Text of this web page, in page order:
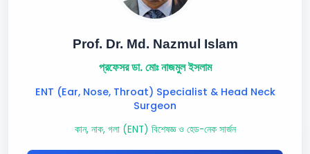
Prof. Dr. Md. Nazmul Islam
প্রফেসর ডা. মোঃ নাজমুল ইসলাম
ENT (Ear, Nose, Throat) Specialist & Head Neck
Surgeon
কান, নাক, গলা (ENT) বিশেষজ্ঞ ও হেড-নেক সার্জন